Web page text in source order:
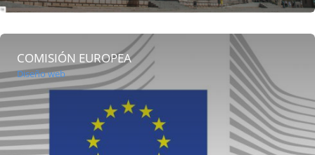
COMISIÓN EUROPEA
Diseño web